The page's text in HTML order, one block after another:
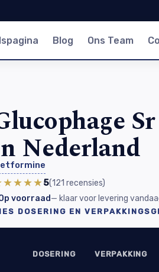
Blog Ons Team
Nederland
5(121 recensies)
voorraad— klaar voor levering
DOSERING EN
DOSERING VERPAKKING